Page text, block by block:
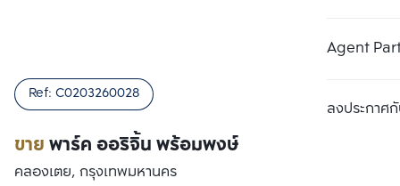
Agent
ลงประกาศกั
ขายพาร์ค ออริจิ้น พร้อมพงษ์
Ref: C0203260028
คลองเตย, กรุงเทพมหานคร
เปรียบเทียบ